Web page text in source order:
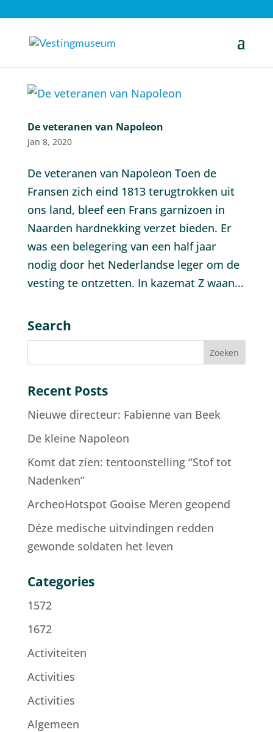
De veteranen van Napoleon
Jan 8, 2020
De veteranen van Napoleon Toen de
Fransen zich eind 1813 terugtrokken uit
ons land, bleef een Frans garnizoen in
Naarden hardnekking verzet bieden. Er
was een belegering van een half jaar
nodig door het Nederlandse leger om de
vesting te ontzetten. In kazemat Z waan...
Search
Recent Posts
Nieuwe directeur: Fabienne van Beek
De kleine Napoleon
Komt dat zien: tentoonstelling “Stof tot
Nadenken”
ArcheoHotspot Gooise Meren geopend
Déze medische uitvindingen redden
gewonde soldaten het leven
Categories
1572
1672
Activiteiten
Activities
Activities
Algemeen